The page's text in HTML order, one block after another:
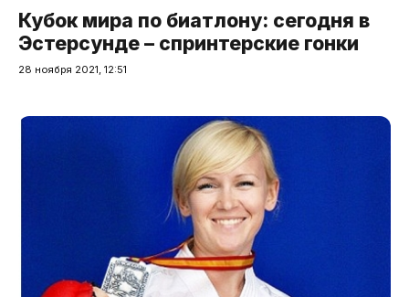
Кубок мира по биатлону: сегодня в
Эстерсунде – спринтерские гонки
28 ноября 2021, 12:51